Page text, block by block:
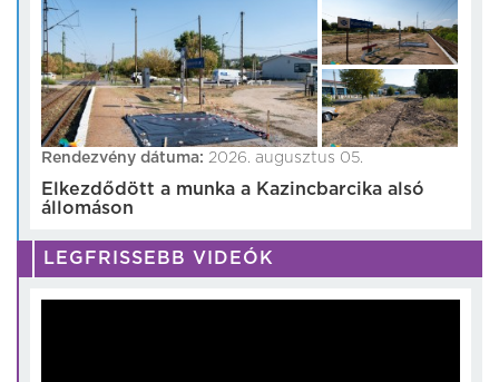
Rendezvény dátuma: 2026. augusztus 05.
Elkezdődött a munka a Kazincbarcika alsó
állomáson
LEGFRISSEBB VIDEÓK